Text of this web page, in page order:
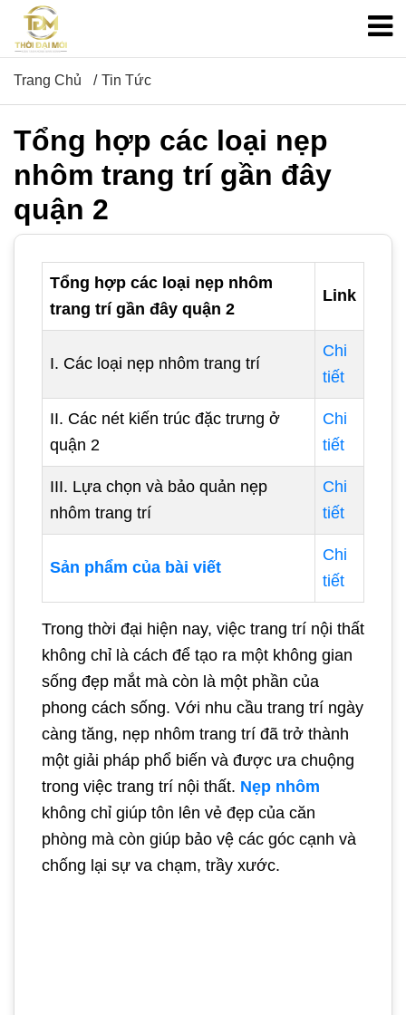
Trang Chủ Tin Tức
Tổng hợp các loại nẹp
nhôm trang trí gần đây
quận 2
Tổng hợp các loại nẹp nhôm
trang trí gần đây quận 2
Link
I. Các loại nẹp nhôm trang trí
Chi
tiết
II. Các nét kiến trúc đặc trưng ở
quận 2
Chi
tiết
III. Lựa chọn và bảo quản nẹp
nhôm trang trí
Chi
tiết
Sản phẩm của bài viết
Chi
tiết
Trong thời đại hiện nay, việc trang trí nội thất
không chỉ là cách để tạo ra một không gian
sống đẹp mắt mà còn là một phần của
phong cách sống. Với nhu cầu trang trí ngày
càng tăng, nẹp nhôm trang trí đã trở thành
một giải pháp phổ biến và được ưa chuộng
trong việc trang trí nội thất. Nẹp nhôm
không chỉ giúp tôn lên vẻ đẹp của căn
phòng mà còn giúp bảo vệ các góc cạnh và
chống lại sự va chạm, trầy xước.